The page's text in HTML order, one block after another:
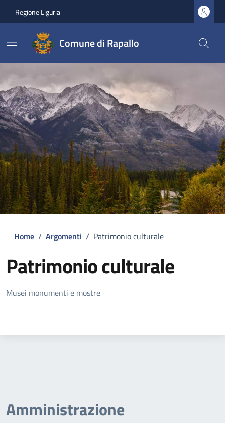
Regione Liguria
Comune di Rapallo
Home / Argomenti / Patrimonio culturale
Patrimonio culturale
Dettagli della notizia
Musei monumenti e mostre
Amministrazione